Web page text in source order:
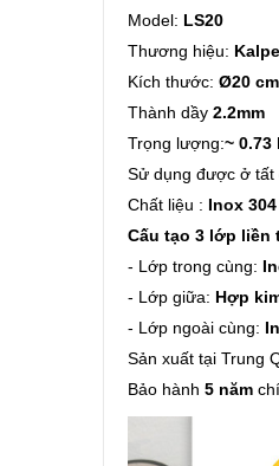
Model: LS20
Thương hiệu:
Kích thước: Ø20
Thành dầy 2.2mm
Trọng lượng:~ 0.73
Sử dụng được ở tất
Chất liệu : Inox 304
Cấu tạo 3 lớp liền
- Lớp trong cùng:
- Lớp giữa: Hợp
- Lớp ngoài cùng:
Sản xuất tại Trung
Bảo hành 5 năm